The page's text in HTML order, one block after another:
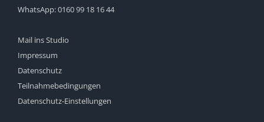
WhatsApp:0160 99 18 16 44
Mail ins Studio
Impressum
Datenschutz
Teilnahmebedingungen
Datenschutz-Einstellungen